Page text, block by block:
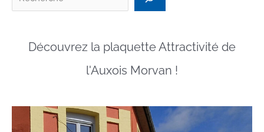
Découvrez la plaquette Attractivité de
l'Auxois Morvan !